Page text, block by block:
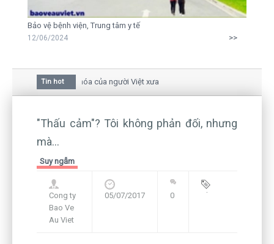
Bảo vệ bệnh viện, Trung tâm y tế
12/06/2024 >>
Tin hot
mai trong văn hóa của người Việt xưa
bức thư gửi mẹ của người... tử tù và của CEO
"Thấu cảm"? Tôi không phản đối, nhưng
mà...
Suy ngẫm
Cong ty
Bao Ve
Au Viet
05/07/2017 0 Blog